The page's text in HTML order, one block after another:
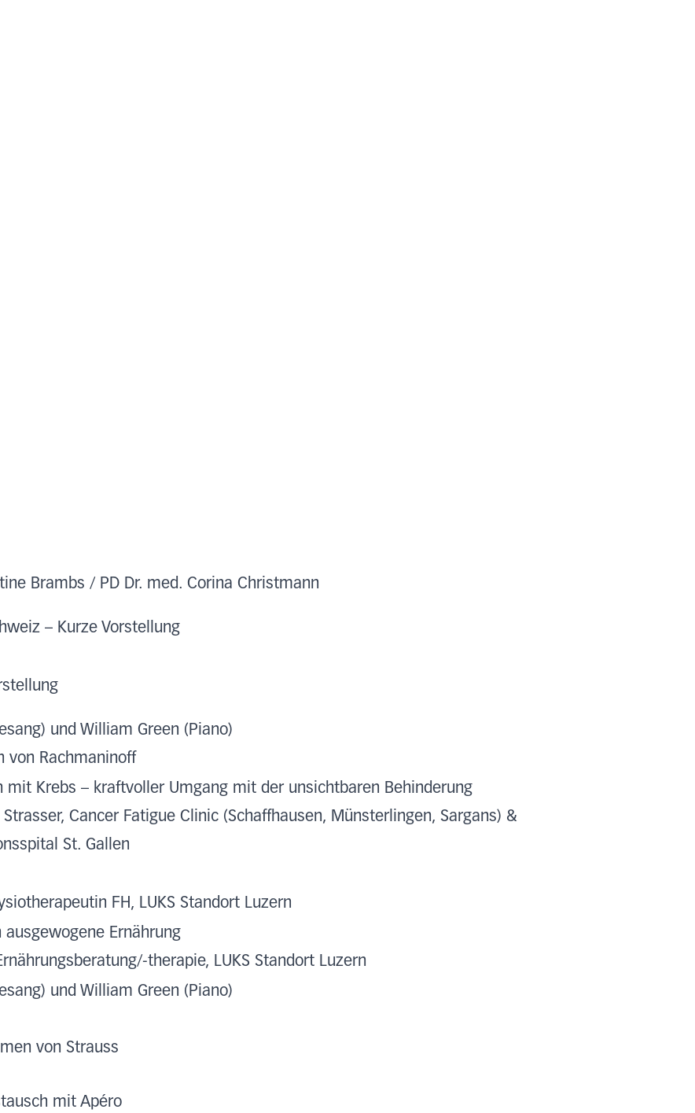
Brambs / PD Dr. med. Corina Christmann
– Kurze Vorstellung
und William Green (Piano)
von Rachmaninoff
mit Krebs – kraftvoller Umgang mit der unsichtbaren Behinderung
Strasser, Cancer Fatigue Clinic (Schaffhausen, Münsterlingen, Sargans) &
St. Gallen
FH, LUKS Standort Luzern
ausgewogene Ernährung
therapie, LUKS Standort Luzern
und William Green (Piano)
von Strauss
mit Apéro